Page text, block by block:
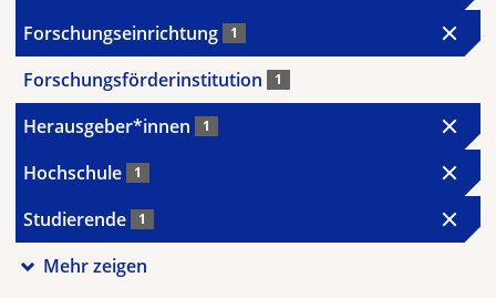
Forschungseinrichtung 1
Forschungsförderinstitution 1
Herausgeber*innen 1
Hochschule 1
Studierende 1
Mehr zeigen